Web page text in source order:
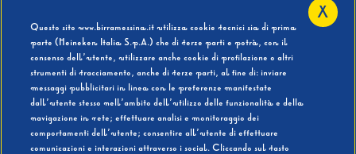
Hai compiuto 18 Anni?
SI NO
Questo sito www.birramessina.it utilizza cookie tecnici sia di prima
parte (Heineken Italia S.p.A.) che di terze parti e potrà, con il
consenso dell’utente, utilizzare anche cookie di profilazione o altri
strumenti di tracciamento, anche di terze parti, al fine di: inviare
messaggi pubblicitari in linea con le preferenze manifestate
dall’utente stesso nell’ambito dell’utilizzo delle funzionalità e della
navigazione in rete; effettuare analisi e monitoraggio dei
comportamenti dell’utente; consentire all’utente di effettuare
comunicazioni e interazioni attraverso i social. Cliccando sul tasto
X